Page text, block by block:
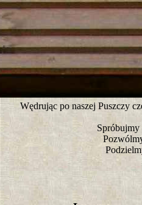
zapraszamy
Wędrując po naszej Puszczy
Spróbujmy